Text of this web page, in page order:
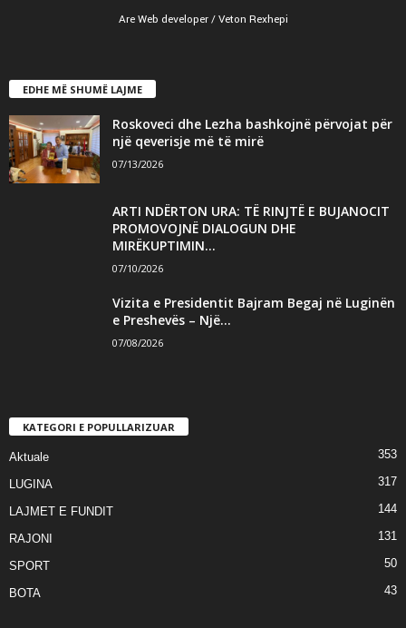
Are Web developer / Veton Rexhepi
EDHE MË SHUMË LAJME
Roskoveci dhe Lezha bashkojnë përvojat për
një qeverisje më të mirë
07/13/2026
ARTI NDËRTON URA: TË RINJTË E BUJANOCIT
PROMOVOJNË DIALOGUN DHE
MIRËKUPTIMIN...
07/10/2026
Vizita e Presidentit Bajram Begaj në Luginën
e Preshevës – Një...
07/08/2026
KATEGORI E POPULLARIZUAR
Aktuale 353
LUGINA 317
LAJMET E FUNDIT 144
RAJONI 131
SPORT 50
BOTA 43